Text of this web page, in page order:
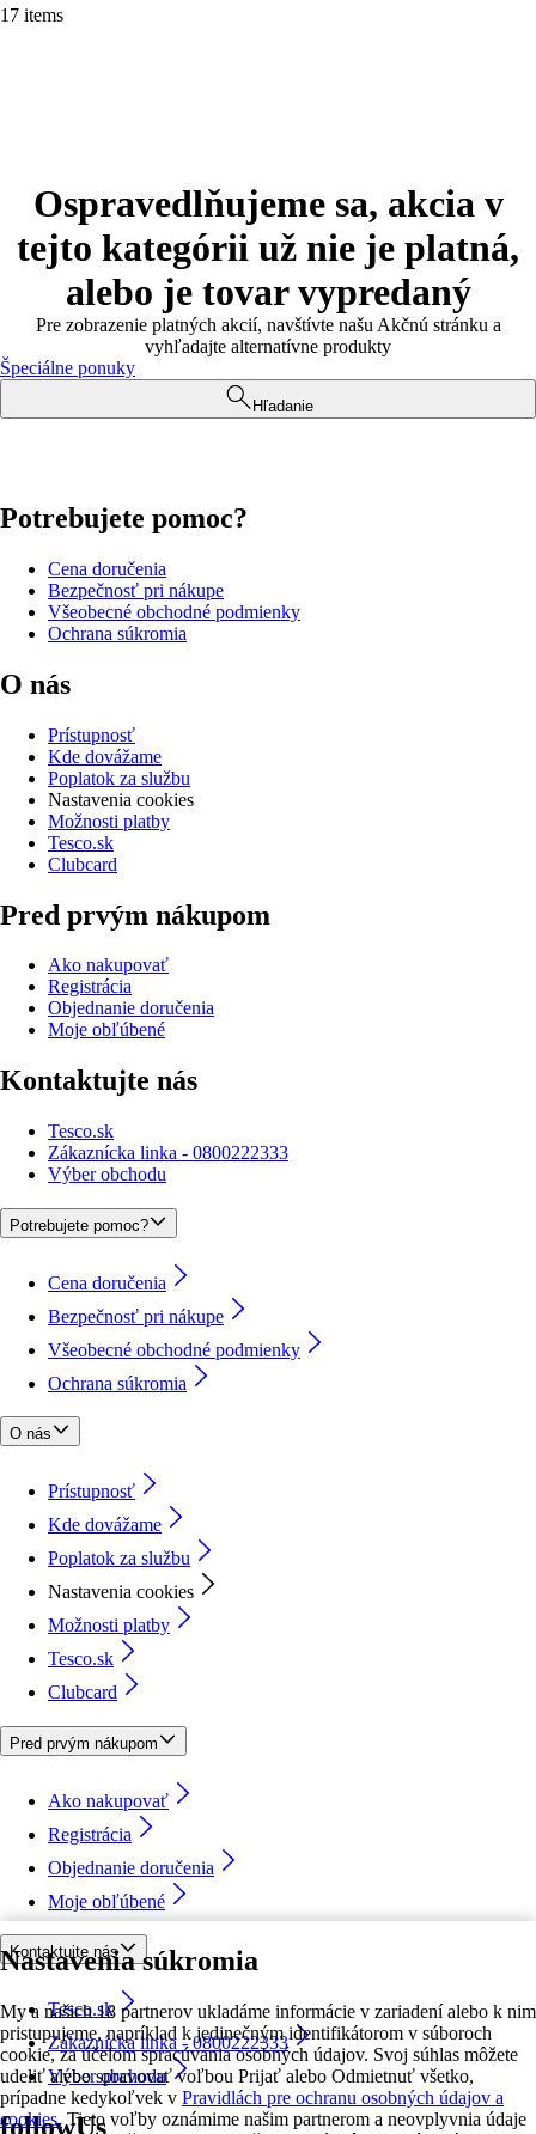
Nastavenia súkromia
My a našich 18 partnerov ukladáme informácie v zariadení alebo k nim
pristupujeme, napríklad k jedinečným identifikátorom v súboroch
cookie, za účelom spracúvania osobných údajov. Svoj súhlas môžete
udeliť alebo spravovať voľbou Prijať alebo Odmietnuť všetko,
prípadne kedykoľvek v Pravidlách pre ochranu osobných údajov a
cookies. Tieto voľby oznámime našim partnerom a neovplyvnia údaje
17 items
Ospravedlňujeme sa, akcia v
tejto kategórii už nie je platná,
alebo je tovar vypredaný
Pre zobrazenie platných akcií, navštívte našu Akčnú stránku a
vyhľadajte alternatívne produkty
Špeciálne ponuky
Hľadanie
Potrebujete pomoc?
Cena doručenia
Bezpečnosť pri nákupe
Všeobecné obchodné podmienky
Ochrana súkromia
O nás
Prístupnosť
Kde dovážame
Poplatok za službu
Nastavenia cookies
Možnosti platby
Tesco.sk
Clubcard
Pred prvým nákupom
Ako nakupovať
Registrácia
Objednanie doručenia
Moje obľúbené
Kontaktujte nás
Tesco.sk
Zákaznícka linka - 0800222333
Výber obchodu
Potrebujete pomoc?
Cena doručenia
Bezpečnosť pri nákupe
Všeobecné obchodné podmienky
Ochrana súkromia
O nás
Prístupnosť
Kde dovážame
Poplatok za službu
Nastavenia cookies
Možnosti platby
Tesco.sk
Clubcard
Pred prvým nákupom
Ako nakupovať
Registrácia
Objednanie doručenia
Moje obľúbené
Kontaktujte nás
Tesco.sk
Zákaznícka linka - 0800222333
Výber obchodu
followUs